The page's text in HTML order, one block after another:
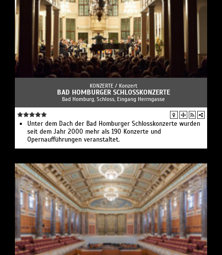
KONZERTE / Konzert
BAD HOMBURGER SCHLOSSKONZERTE
Bad Homburg, Schloss, Eingang Herrngasse
Unter dem Dach der Bad Homburger Schlosskonzerte wurden
seit dem Jahr 2000 mehr als 190 Konzerte und
Opernaufführungen veranstaltet.